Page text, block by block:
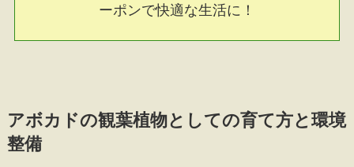
ーポンで快適な生活に！
アボカドの観葉植物としての育て方と環境
整備